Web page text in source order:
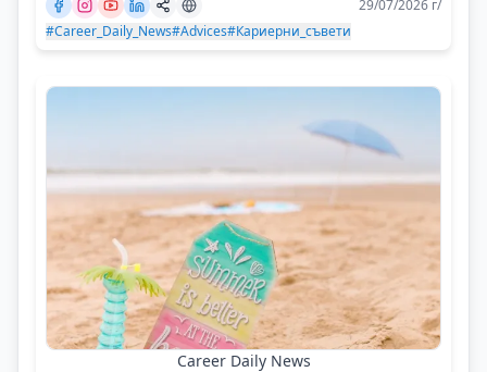
29/07/2026 г/
#Career_Daily_News#Advices#Кариерни_съвети
Career Daily News